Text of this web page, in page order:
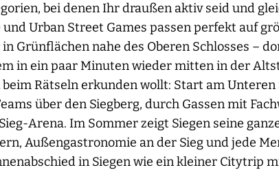
bei denen Ihr draußen aktiv seid und
Urban Street Games passen perfekt auf
Grünflächen nahe des Oberen Schlosses –
in ein paar Minuten wieder mitten in der
Rätseln erkunden wollt: Start am Unteren
über den Siegberg, durch Gassen mit
Arena. Im Sommer zeigt Siegen seine
Außengastronomie an der Sieg und jede
in Siegen wie ein kleiner Citytrip